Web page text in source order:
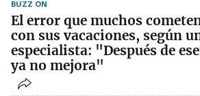
BUZZ ON
El error que muchos
con sus vacaciones, según
especialista: "Después de
ya no mejora"